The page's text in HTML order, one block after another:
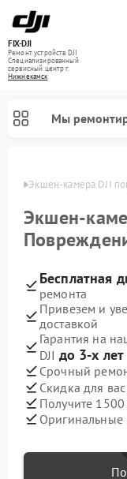
FIX-DJI
Ремонт устройств DJI
Специализированный
cервисный центр г.
Нижнекамск
Мы
Экшен-камера DJI
Экшен-
Бесплатная
ремонта
Привезем и
доставкой
Гарантия на
DJI до 3-х лет
Срочный
Скидка для
Получите
Оригинальные